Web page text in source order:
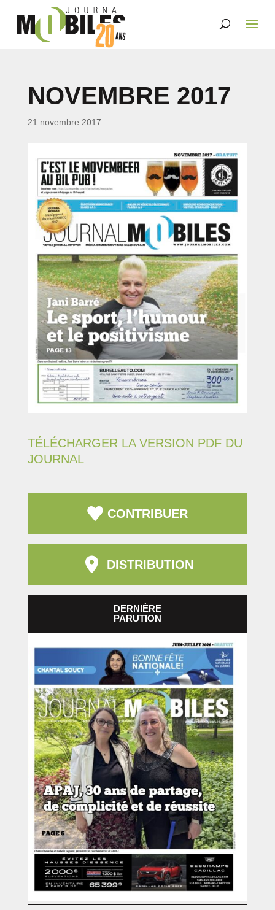
NOVEMBRE 2017
21 novembre 2017
TÉLÉCHARGER LA VERSION PDF DU
JOURNAL
CONTRIBUER
DISTRIBUTION
DERNIÈRE
PARUTION